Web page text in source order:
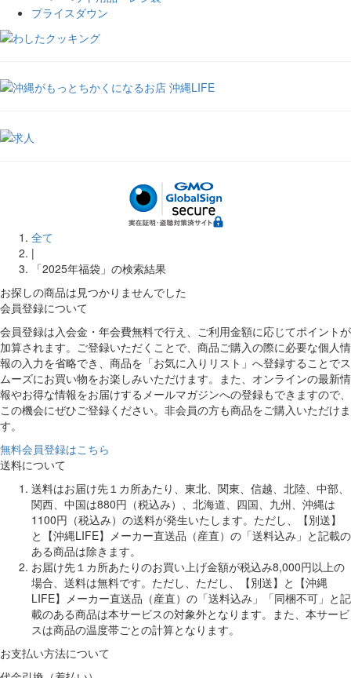
プライスダウン
全て
|
「2025年福袋」の検索結果
お探しの商品は見つかりませんでした
会員登録について
会員登録は入会金・年会費無料で行え、ご利用金額に応じてポイントが
加算されます。ご登録いただくことで、商品ご購入の際に必要な個人情
報の入力を省略でき、商品を「お気に入りリスト」へ登録することでス
ムーズにお買い物をお楽しみいただけます。また、オンラインの最新情
報やお得な情報をお届けするメールマガジンへの登録もできますので、
この機会にぜひご登録ください。非会員の方も商品をご購入いただけま
す。
無料会員登録はこちら
送料について
送料はお届け先１カ所あたり、東北、関東、信越、北陸、中部、
関西、中国は880円（税込み）、北海道、四国、九州、沖縄は
1100円（税込み）の送料が発生いたします。ただし、【別送】
と【沖縄LIFE】メーカー直送品（産直）の「送料込み」と記載の
ある商品は除きます。
お届け先１カ所あたりのお買い上げ金額が税込み8,000円以上の
場合、送料は無料です。ただし、ただし、【別送】と【沖縄
LIFE】メーカー直送品（産直）の「送料込み」「同梱不可」と記
載のある商品は本サービスの対象外となります。また、本サービ
スは商品の温度帯ごとの計算となります。
お支払い方法について